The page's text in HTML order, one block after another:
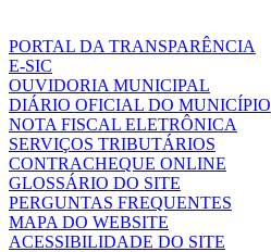
PORTAL DA TRANSPARÊNCIA
E-SIC
OUVIDORIA MUNICIPAL
DIÁRIO OFICIAL DO MUNICÍPIO
NOTA FISCAL ELETRÔNICA
SERVIÇOS TRIBUTÁRIOS
CONTRACHEQUE ONLINE
GLOSSÁRIO DO SITE
PERGUNTAS FREQUENTES
MAPA DO WEBSITE
ACESSIBILIDADE DO SITE